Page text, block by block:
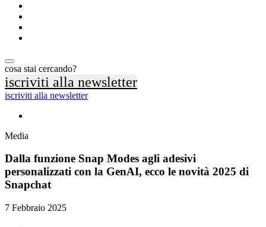
cosa stai cercando?
iscriviti alla newsletter
iscriviti alla newsletter
Media
Dalla funzione Snap Modes agli adesivi
personalizzati con la GenAI, ecco le novità 2025 di
Snapchat
7 Febbraio 2025